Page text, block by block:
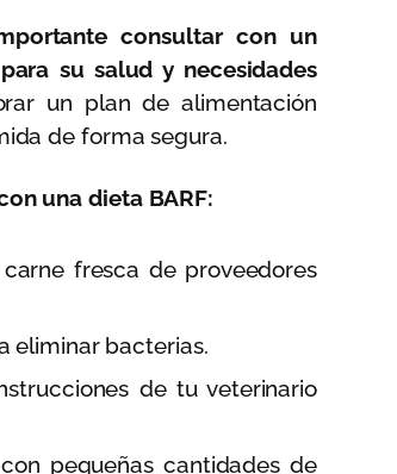
consultar con un
su salud y necesidades
un plan de alimentación
de forma segura.
una dieta BARF:
carne fresca de proveedores
eliminar bacterias.
de tu veterinario
pequeñas cantidades de